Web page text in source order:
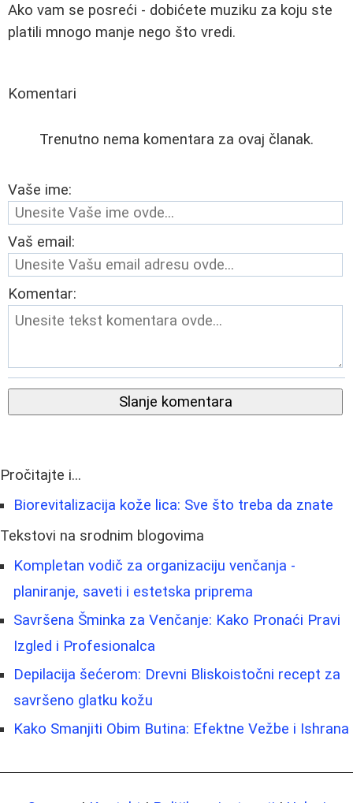
Ako vam se posreći - dobićete muziku za koju ste
platili mnogo manje nego što vredi.
Komentari
Trenutno nema komentara za ovaj članak.
Vaše ime:
Vaš email:
Komentar:
Slanje komentara
Pročitajte i...
Biorevitalizacija kože lica: Sve što treba da znate
Tekstovi na srodnim blogovima
Kompletan vodič za organizaciju venčanja -
planiranje, saveti i estetska priprema
Savršena Šminka za Venčanje: Kako Pronaći Pravi
Izgled i Profesionalca
Depilacija šećerom: Drevni Bliskoistočni recept za
savršeno glatku kožu
Kako Smanjiti Obim Butina: Efektne Vežbe i Ishrana